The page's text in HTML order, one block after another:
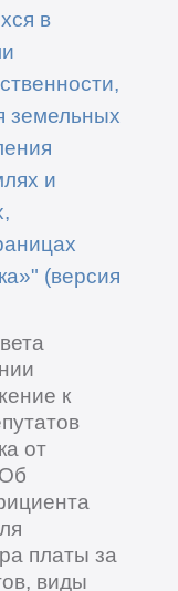
в
земельных
и
(версия
к
от
платы за
виды